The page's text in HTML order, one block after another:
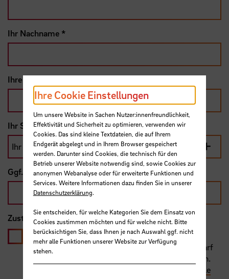
Ihr Nachname *
Ihre E-Mailadresse
Ihr Studiengang bzw. Status*
Ggf. Ihre Matrikelnummer
Zustimmung zur Datenverarbeitung
Ich bin mit der digitalen Speicherung und
Verarbeitung meiner Daten einverstanden und darf
die Daten der Freundin/des Freundes weitergeben.
Datenschutz an der Hochschule
Ihre Cookie Einstellungen
Um unsere Website in Sachen Nutzer:innenfreundlichkeit,
Effektivität und Sicherheit zu optimieren, verwenden wir
Cookies. Das sind kleine Textdateien, die auf Ihrem
Endgerät abgelegt und in Ihrem Browser gespeichert
werden. Darunter sind Cookies, die technisch für den
Betrieb unserer Website notwendig sind, sowie Cookies zur
anonymen Webanalyse oder für erweiterte Funktionen und
Services. Weitere Informationen dazu finden Sie in unserer
Datenschutzerklärung.
Sie entscheiden, für welche Kategorien Sie dem Einsatz von
Cookies zustimmen möchten und für welche nicht. Bitte
berücksichtigen Sie, dass Ihnen je nach Auswahl ggf. nicht
mehr alle Funktionen unserer Website zur Verfügung
stehen.